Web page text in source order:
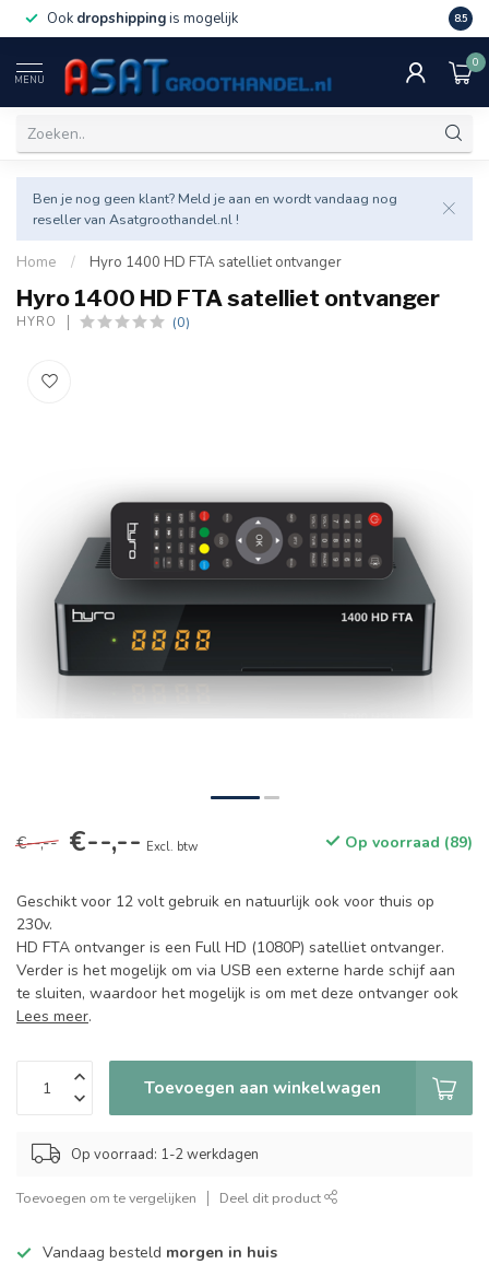
Ook dropshippingis mogelijk Veel
8.5
MENU
0
Ben je nog geen klant? Meld je aan en wordt vandaag nog
reseller van Asatgroothandel.nl !
Home / Hyro 1400 HD FTA satelliet ontvanger
Hyro 1400 HD FTA satelliet ontvanger
HYRO (0)
€--,-- €--,-- Excl. btw Op voorraad (89)
Geschikt voor 12 volt gebruik en natuurlijk ook voor thuis op
230v.
HD FTA ontvanger is een Full HD (1080P) satelliet ontvanger.
Verder is het mogelijk om via USB een externe harde schijf aan
te sluiten, waardoor het mogelijk is om met deze ontvanger ook
Lees meer.
Toevoegen aan winkelwagen
Op voorraad: 1-2 werkdagen
Toevoegen om te vergelijken Deel dit product
Vandaag besteld morgen in huis